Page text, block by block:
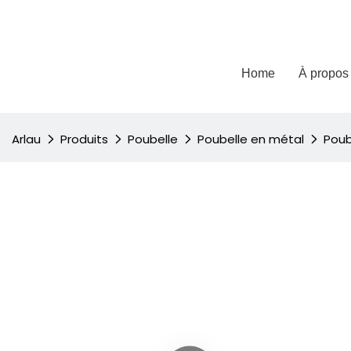
Home À
Arlau Produits Poubelle Poubelle en métal